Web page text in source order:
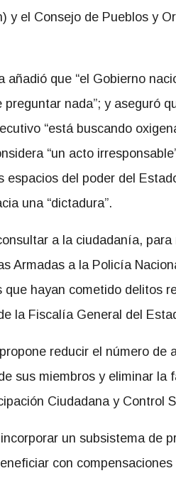
y el Consejo de Pueblos y
añadió que “el Gobierno
preguntar nada”; y aseguró
“está buscando
“un acto
espacios del poder del
una “dictadura”.
a la ciudadanía,
Armadas a la Policía
hayan cometido delitos
la Fiscalía General del
reducir el número de
sus miembros y eliminar la
Ciudadana y Control
un subsistema de
con